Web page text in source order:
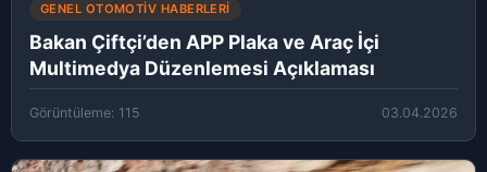
GENEL OTOMOTIV HABERLERI
Bakan Çiftçi’den APP Plaka ve Araç İçi
Multimedya Düzenlemesi Açıklaması
Görüntüleme: 115 03.04.2026